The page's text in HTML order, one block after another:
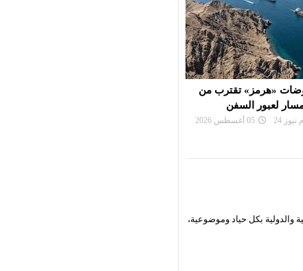
المصري «عبد الرحمن
بانتخابات ميتشيغان
24 05 أغسطس 2026
والدولية بكل حياد وموضوعية،